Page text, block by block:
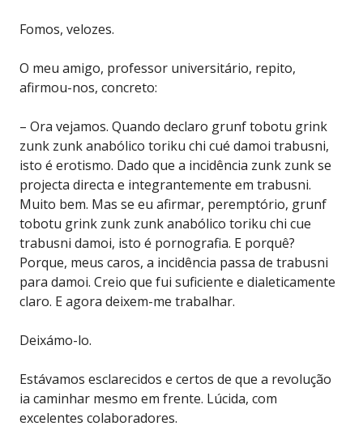
Fomos, velozes.
O meu amigo, professor universitário, repito,
afirmou-nos, concreto:
– Ora vejamos. Quando declaro grunf tobotu grink
zunk zunk anabólico toriku chi cué damoi trabusni,
isto é erotismo. Dado que a incidência zunk zunk se
projecta directa e integrantemente em trabusni.
Muito bem. Mas se eu afirmar, peremptório, grunf
tobotu grink zunk zunk anabólico toriku chi cue
trabusni damoi, isto é pornografia. E porquê?
Porque, meus caros, a incidência passa de trabusni
para damoi. Creio que fui suficiente e dialeticamente
claro. E agora deixem-me trabalhar.
Deixámo-lo.
Estávamos esclarecidos e certos de que a revolução
ia caminhar mesmo em frente. Lúcida, com
excelentes colaboradores.